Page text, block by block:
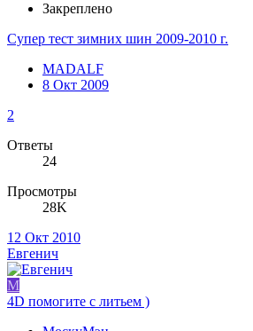
Закреплено
Супер тест зимних шин 2009-2010 г.
MADALF
8 Окт 2009
2
Ответы
24
Просмотры
28K
12 Окт 2010
Евгенич
М
4D помогите с литьем )